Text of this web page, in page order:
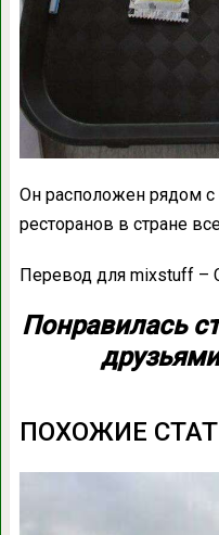
Он расположен рядом с
ресторанов в стране
Перевод для mixstuff –
Понравилась
ПОХОЖИЕ